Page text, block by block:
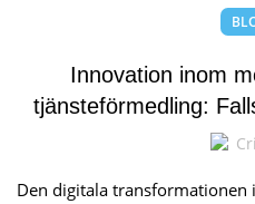
Innovation inom
tjänsteförmedling:
Den digitala transformationen